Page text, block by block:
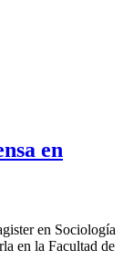
en
en Sociología
en la Facultad de